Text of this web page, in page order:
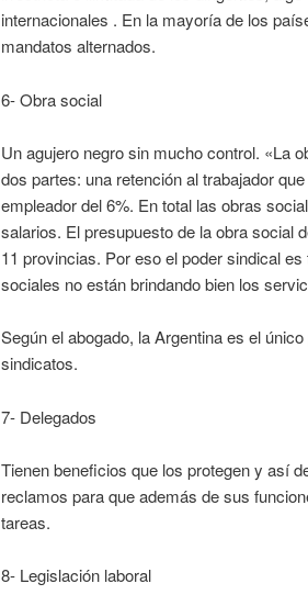
internacionales . En la mayoría de los
mandatos alternados.
6- Obra social
Un agujero negro sin mucho control. «La
dos partes: una retención al trabajador
empleador del 6%. En total las obras
salarios. El presupuesto de la obra social
11 provincias. Por eso el poder sindical
sociales no están brindando bien los
Según el abogado, la Argentina es el
sindicatos.
7- Delegados
Tienen beneficios que los protegen y así
reclamos para que además de sus
tareas.
8- Legislación laboral